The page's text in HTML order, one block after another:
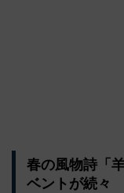
春の風物詩「
ベントが続々